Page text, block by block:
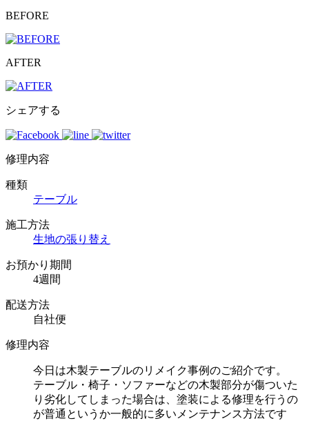
BEFORE
AFTER
シェアする
修理内容
種類
テーブル
施工方法
生地の張り替え
お預かり期間
4週間
配送方法
自社便
修理内容
今日は木製テーブルのリメイク事例のご紹介です。
テーブル・椅子・ソファーなどの木製部分が傷ついた
り劣化してしまった場合は、塗装による修理を行うの
が普通というか一般的に多いメンテナンス方法です